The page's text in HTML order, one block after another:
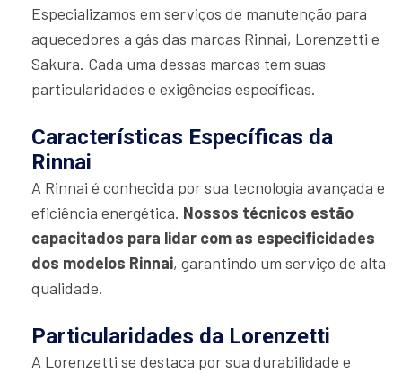
Especializamos em serviços de manutenção para
aquecedores a gás das marcas Rinnai, Lorenzetti e
Sakura. Cada uma dessas marcas tem suas
particularidades e exigências específicas.
Características Específicas da
Rinnai
A Rinnai é conhecida por sua tecnologia avançada e
eficiência energética. Nossos técnicos estão
capacitados para lidar com as especificidades
dos modelos Rinnai, garantindo um serviço de alta
qualidade.
Particularidades da Lorenzetti
A Lorenzetti se destaca por sua durabilidade e